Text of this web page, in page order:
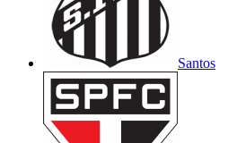
Santos